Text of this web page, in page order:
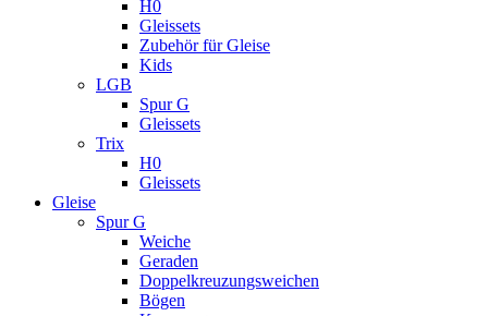
H0
Gleissets
Zubehör für Gleise
Kids
LGB
Spur G
Gleissets
Trix
H0
Gleissets
Gleise
Spur G
Weiche
Geraden
Doppelkreuzungsweichen
Bögen